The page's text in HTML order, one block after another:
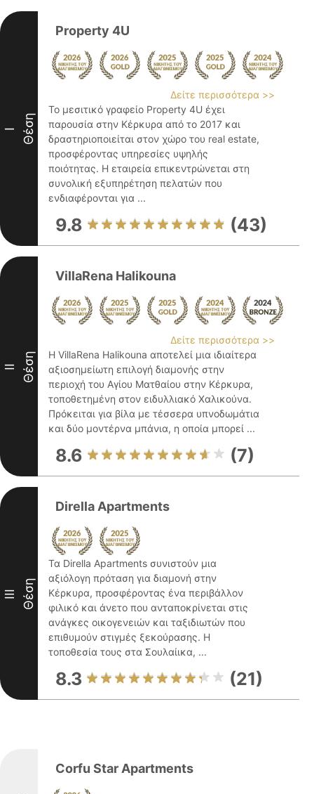
I Θέση
Property 4U
Δείτε περισσότερα >>
Το μεσιτικό γραφείο Property 4U έχει
παρουσία στην Κέρκυρα από το 2017 και
δραστηριοποιείται στον χώρο του real estate,
προσφέροντας υπηρεσίες υψηλής
ποιότητας. Η εταιρεία επικεντρώνεται στη
συνολική εξυπηρέτηση πελατών που
ενδιαφέρονται για ...
9.8 (43)
II Θέση
VillaRena Halikouna
Δείτε περισσότερα >>
Η VillaRena Halikouna αποτελεί μια ιδιαίτερα
αξιοσημείωτη επιλογή διαμονής στην
περιοχή του Αγίου Ματθαίου στην Κέρκυρα,
τοποθετημένη στον ειδυλλιακό Χαλικούνα.
Πρόκειται για βίλα με τέσσερα υπνοδωμάτια
και δύο μοντέρνα μπάνια, η οποία μπορεί ...
8.6 (7)
III Θέση
Dirella Apartments
Τα Dirella Apartments συνιστούν μια
αξιόλογη πρόταση για διαμονή στην
Κέρκυρα, προσφέροντας ένα περιβάλλον
φιλικό και άνετο που ανταποκρίνεται στις
ανάγκες οικογενειών και ταξιδιωτών που
επιθυμούν στιγμές ξεκούρασης. Η
τοποθεσία τους στα Σουλαίικα, ...
8.3 (21)
Corfu Star Apartments